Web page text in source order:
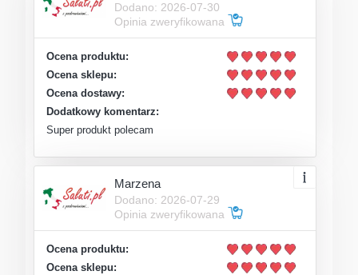
Dodano: 2026-07-30
Opinia zweryfikowana
Ocena produktu:
Ocena sklepu:
Ocena dostawy:
Dodatkowy komentarz:
Super produkt polecam
Marzena
Dodano: 2026-07-29
Opinia zweryfikowana
Ocena produktu:
Ocena sklepu: